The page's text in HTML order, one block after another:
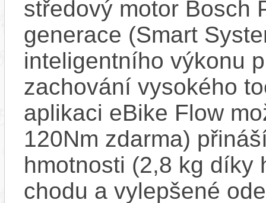
středový motor Bosch
generace (Smart
inteligentního výkonu
zachování vysokého
aplikaci eBike Flow
120Nm zdarma)
hmotnosti (2,8 kg díky
chodu a vylepšené